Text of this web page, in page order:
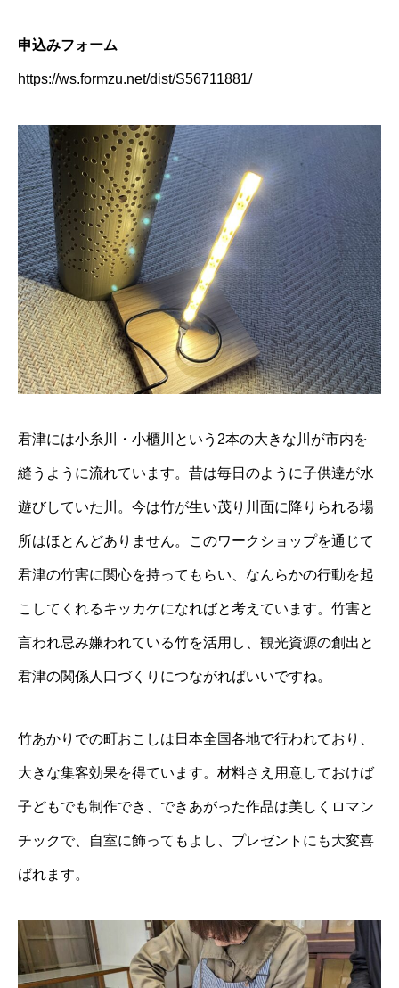
申込みフォーム
https://ws.formzu.net/dist/S56711881/
君津には小糸川・小櫃川という2本の大きな川が市内を
縫うように流れています。昔は毎日のように子供達が水
遊びしていた川。今は竹が生い茂り川面に降りられる場
所はほとんどありません。このワークショップを通じて
君津の竹害に関心を持ってもらい、なんらかの行動を起
こしてくれるキッカケになればと考えています。竹害と
言われ忌み嫌われている竹を活用し、観光資源の創出と
君津の関係人口づくりにつながればいいですね。
竹あかりでの町おこしは日本全国各地で行われており、
大きな集客効果を得ています。材料さえ用意しておけば
子どもでも制作でき、できあがった作品は美しくロマン
チックで、自室に飾ってもよし、プレゼントにも大変喜
ばれます。